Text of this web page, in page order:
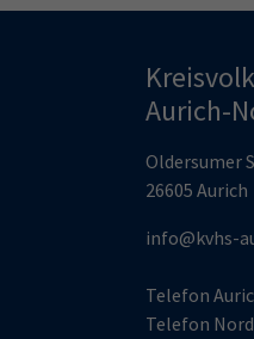
Aurich-
Oldersumer
26605 Aurich
info@kvhs-
Telefon
Telefon